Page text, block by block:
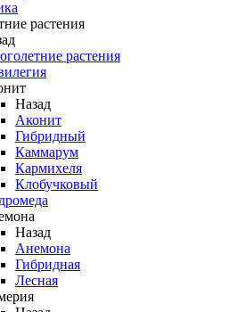
растения
растения
Назад
Аконит
Гибридный
Каммарум
Кармихеля
Клобучковый
Назад
Анемона
Гибридная
Лесная